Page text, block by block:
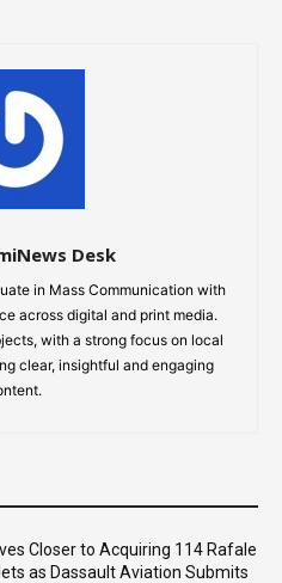
Desk
in Mass Communication with
across digital and print media.
with a strong focus on local
clear, insightful and engaging
Closer to Acquiring 114 Rafale
as Dassault Aviation Submits